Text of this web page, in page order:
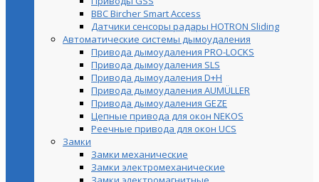
BBC Bircher Smart Access
Датчики сенсоры радары HOTRON Sliding
Автоматические системы дымоудаления
Привода дымоудаления PRO-LOCKS
Привода дымоудаления SLS
Привода дымоудаления D+H
Привода дымоудаления AUMÜLLER
Привода дымоудаления GEZE
Цепные привода для окон NEKOS
Реечные привода для окон UСS
Замки
Замки механические
Замки электромеханические